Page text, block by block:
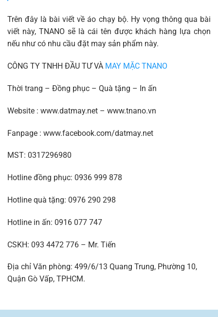
Trên đây là bài viết về áo chạy bộ. Hy vọng thông qua bài
viết này, TNANO sẽ là cái tên được khách hàng lựa chọn
nếu như có nhu cầu đặt may sản phẩm này.
CÔNG TY TNHH ĐẦU TƯ VÀ MAY MẶC TNANO
Thời trang – Đồng phục – Quà tặng – In ấn
Website : www.datmay.net – www.tnano.vn
Fanpage : www.facebook.com/datmay.net
MST: 0317296980
Hotline đồng phục: 0936 999 878
Hotline quà tặng: 0976 290 298
Hotline in ấn: 0916 077 747
CSKH: 093 4472 776 – Mr. Tiến
Địa chỉ Văn phòng: 499/6/13 Quang Trung, Phường 10,
Quận Gò Vấp, TPHCM.